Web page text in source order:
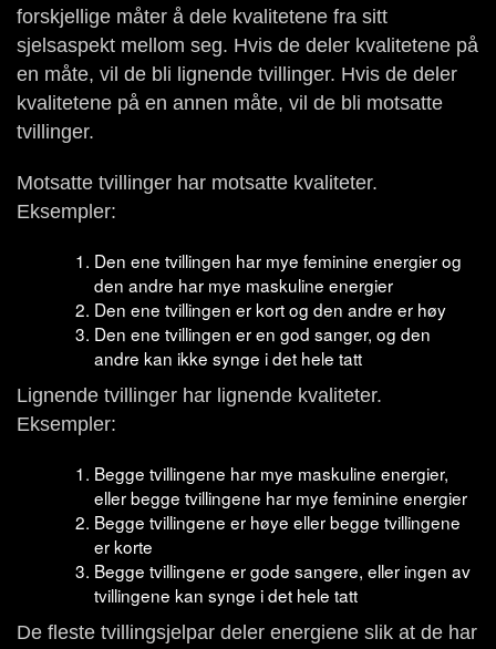
forskjellige måter å dele kvalitetene fra sitt
sjelsaspekt mellom seg. Hvis de deler kvalitetene på
en måte, vil de bli lignende tvillinger. Hvis de deler
kvalitetene på en annen måte, vil de bli motsatte
tvillinger.
Motsatte tvillinger har motsatte kvaliteter.
Eksempler:
Den ene tvillingen har mye feminine energier og
den andre har mye maskuline energier
Den ene tvillingen er kort og den andre er høy
Den ene tvillingen er en god sanger, og den
andre kan ikke synge i det hele tatt
Lignende tvillinger har lignende kvaliteter.
Eksempler:
Begge tvillingene har mye maskuline energier,
eller begge tvillingene har mye feminine energier
Begge tvillingene er høye eller begge tvillingene
er korte
Begge tvillingene er gode sangere, eller ingen av
tvillingene kan synge i det hele tatt
De fleste tvillingsjelpar deler energiene slik at de har